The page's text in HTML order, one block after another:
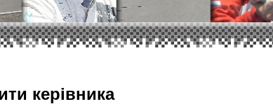
керівника